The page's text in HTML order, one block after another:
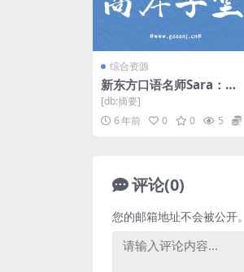
综合资源
新东方口语名师Sara：听
《老友记》学地道美语第
二辑 百度网盘
[db:摘要]
6 年前
0 0 5
评论(0)
您的邮箱地址不会被公开。